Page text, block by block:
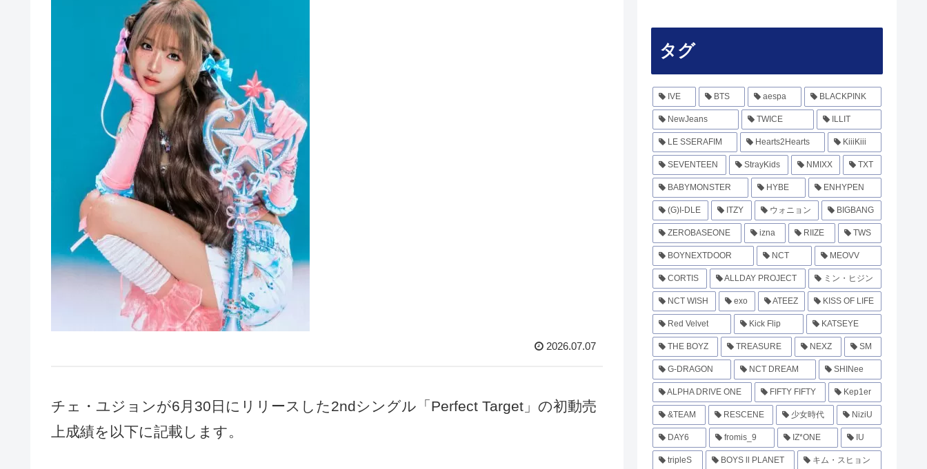
2026.07.07
チェ・ユジョンが6月30日にリリースした2ndシングル「Perfect Target」の初動売
上成績を以下に記載します。
タグ
IVE BTS aespa BLACKPINK
NewJeans TWICE ILLIT
LE SSERAFIM Hearts2Hearts KiiiKiii
SEVENTEEN StrayKids NMIXX TXT
BABYMONSTER HYBE ENHYPEN
(G)I-DLE ITZY ウォニョン BIGBANG
ZEROBASEONE izna RIIZE TWS
BOYNEXTDOOR NCT MEOVV
CORTIS ALLDAY PROJECT ミン・ヒジン
NCT WISH exo ATEEZ KISS OF LIFE
Red Velvet Kick Flip KATSEYE
THE BOYZ TREASURE NEXZ SM
G-DRAGON NCT DREAM SHINee
ALPHA DRIVE ONE FIFTY FIFTY Kep1er
&TEAM RESCENE 少女時代 NiziU
DAY6 fromis_9 IZ*ONE IU
tripleS BOYS ll PLANET キム・スヒョン